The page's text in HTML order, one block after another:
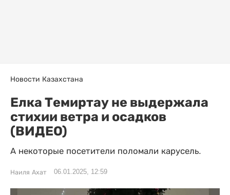
Новости Казахстана
Елка Темиртау не выдержала
стихии ветра и осадков
(ВИДЕО)
А некоторые посетители поломали карусель.
Наиля Ахат 06.01.2025, 12:59